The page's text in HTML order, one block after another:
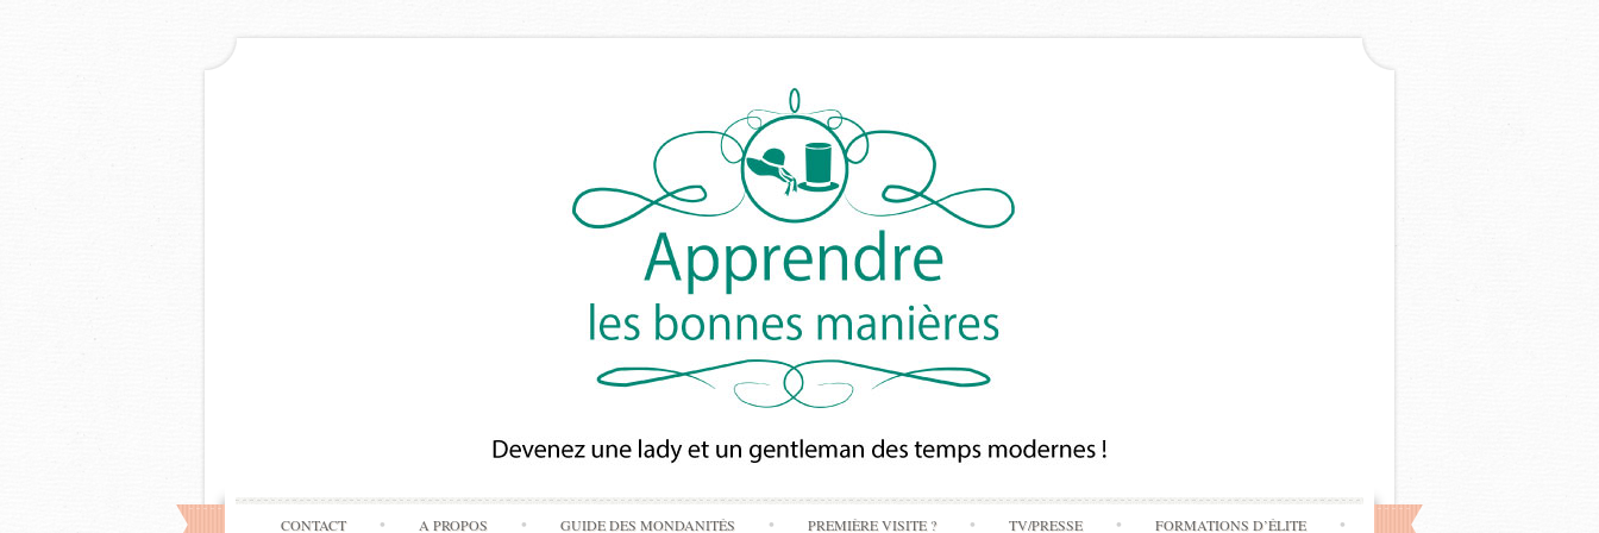
Skip
CONTACT A PROPOS GUIDE DES MONDANITÉS PREMIÈRE VISITE ? TV/PRESSE FORMATIONS D’ÉLITE